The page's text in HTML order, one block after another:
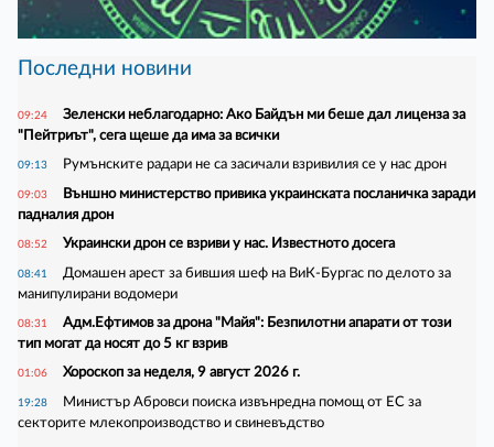
Последни новини
09:24
Зеленски неблагодарно: Ако Байдън ми беше дал лиценза за
"Пейтриът", сега щеше да има за всички
09:13 Румънските радари не са засичали взривилия се у нас дрон
09:03
Външно министерство привика украинската посланичка заради
падналия дрон
08:52 Украински дрон се взриви у нас. Известното досега
08:41
Домашен арест за бившия шеф на ВиК-Бургас по делото за
манипулирани водомери
08:31
Адм.Ефтимов за дрона "Майя": Безпилотни апарати от този
тип могат да носят до 5 кг взрив
01:06 Хороскоп за неделя, 9 август 2026 г.
19:28
Министър Абровси поиска извънредна помощ от ЕС за
секторите млекопроизводство и свиневъдство